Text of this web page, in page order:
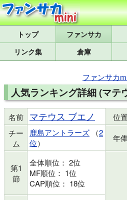
トップ
リンク集
倉庫
ファンサカ
人気ランキング詳細 (マテ
名前 マテウス ブエノ 位置
チー
ム
鹿島アントラーズ （2
位） 年俸
第1
節
全体順位： 2位
MF順位： 1位
CAP順位： 18位